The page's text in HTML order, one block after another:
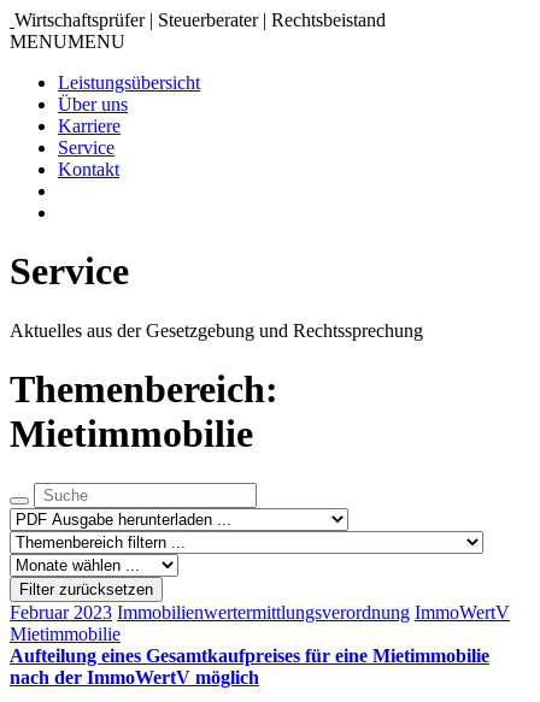
Wirtschaftsprüfer | Steuerberater | Rechtsbeistand
MENUMENU
Leistungsübersicht
Über uns
Karriere
Service
Kontakt
Service
Aktuelles aus der Gesetzgebung und Rechtssprechung
Themenbereich:
Mietimmobilie
Filter zurücksetzen
Februar 2023 Immobilienwertermittlungsverordnung ImmoWertV
Mietimmobilie
Aufteilung eines Gesamtkaufpreises für eine Mietimmobilie
nach der ImmoWertV möglich